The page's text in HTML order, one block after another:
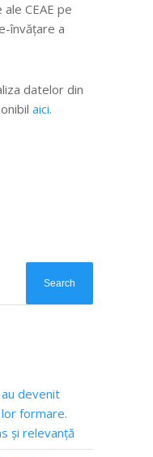
CEAE pe
învățare a
datelor din
aici.
devenit
formare.
și relevanță